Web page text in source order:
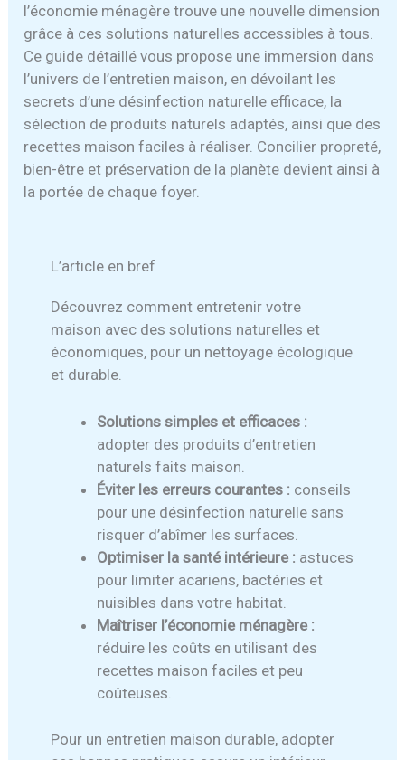
l’économie ménagère trouve une nouvelle dimension
grâce à ces solutions naturelles accessibles à tous.
Ce guide détaillé vous propose une immersion dans
l’univers de l’entretien maison, en dévoilant les
secrets d’une désinfection naturelle efficace, la
sélection de produits naturels adaptés, ainsi que des
recettes maison faciles à réaliser. Concilier propreté,
bien-être et préservation de la planète devient ainsi à
la portée de chaque foyer.
L’article en bref
Découvrez comment entretenir votre
maison avec des solutions naturelles et
économiques, pour un nettoyage écologique
et durable.
Solutions simples et efficaces :
adopter des produits d’entretien
naturels faits maison.
Éviter les erreurs courantes : conseils
pour une désinfection naturelle sans
risquer d’abîmer les surfaces.
Optimiser la santé intérieure : astuces
pour limiter acariens, bactéries et
nuisibles dans votre habitat.
Maîtriser l’économie ménagère :
réduire les coûts en utilisant des
recettes maison faciles et peu
coûteuses.
Pour un entretien maison durable, adopter